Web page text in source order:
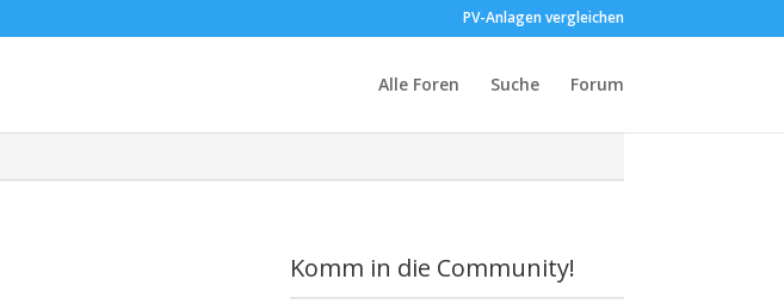
PV-Anlagen vergleichen
Alle Foren Suche Forum
Komm in die Community!